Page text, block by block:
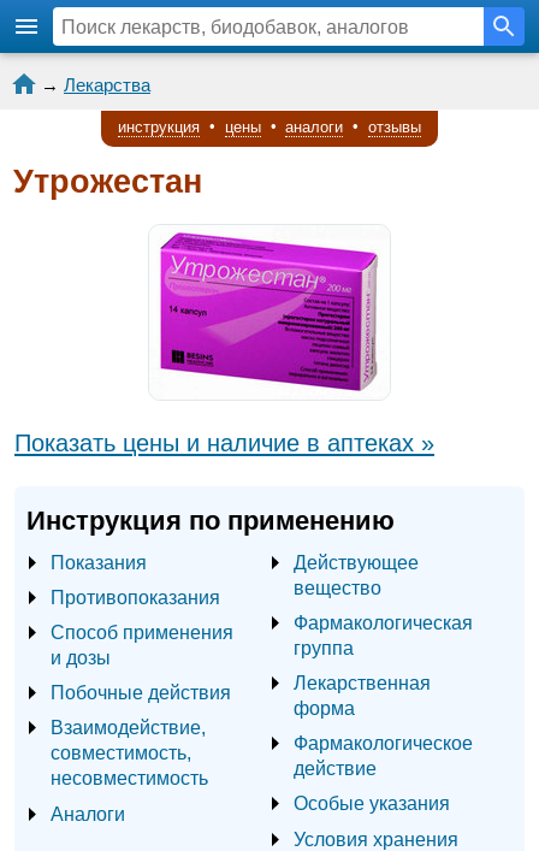
→ Лекарства
инструкция • цены • аналоги • отзывы
Утрожестан
Показать цены и наличие в аптеках »
Инструкция по применению
Показания
Противопоказания
Способ применения
и дозы
Побочные действия
Взаимодействие,
совместимость,
несовместимость
Аналоги
Действующее
вещество
Фармакологическая
группа
Лекарственная
форма
Фармакологическое
действие
Особые указания
Условия хранения